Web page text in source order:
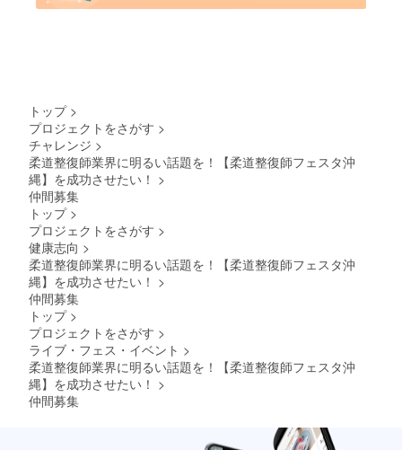
トップ >
プロジェクトをさがす >
チャレンジ >
柔道整復師業界に明るい話題を！【柔道整復師フェスタ沖
縄】を成功させたい！ >
仲間募集
トップ >
プロジェクトをさがす >
健康志向 >
柔道整復師業界に明るい話題を！【柔道整復師フェスタ沖
縄】を成功させたい！ >
仲間募集
トップ >
プロジェクトをさがす >
ライブ・フェス・イベント >
柔道整復師業界に明るい話題を！【柔道整復師フェスタ沖
縄】を成功させたい！ >
仲間募集